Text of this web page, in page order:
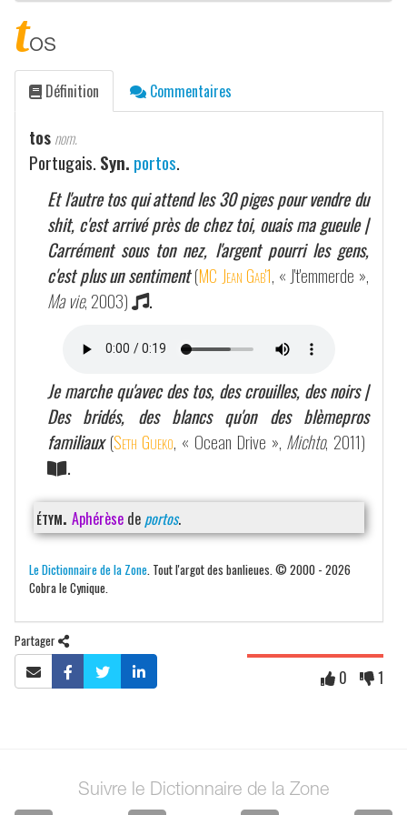
tos
Définition Commentaires
tos nom.
Portugais. Syn. portos.
Et l'autre tos qui attend les 30 piges pour vendre du
shit, c'est arrivé près de chez toi, ouais ma gueule |
Carrément sous ton nez, l'argent pourri les gens,
c'est plus un sentiment (MC Jean Gab'1, « J't'emmerde »,
Ma vie, 2003) .
Je marche qu'avec des tos, des crouilles, des noirs |
Des bridés, des blancs qu'on des blèmepros
familiaux (Seth Gueko, « Ocean Drive », Michto, 2011)
.
étym. Aphérèse de portos.
Le Dictionnaire de la Zone . Tout l'argot des banlieues. © 2000 - 2026
Cobra le Cynique.
Partager
0 1
Suivre le Dictionnaire de la Zone